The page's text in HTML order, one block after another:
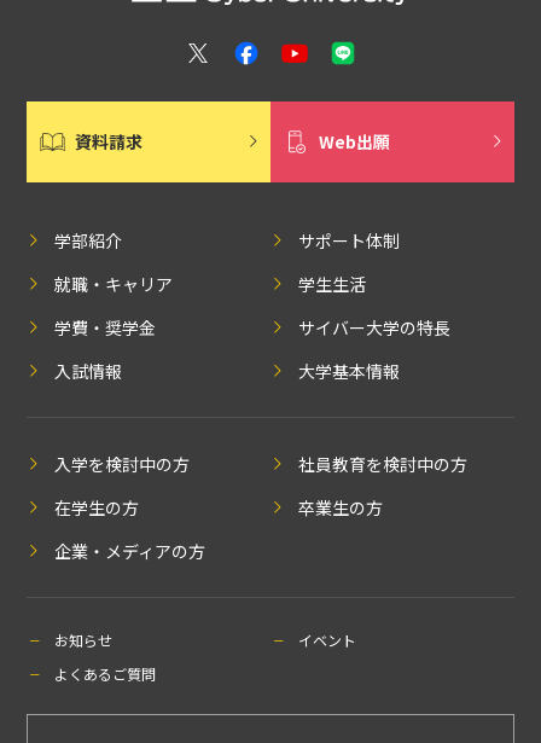
資料請求 Web出願
学部紹介
サポート体制
就職・キャリア
学生生活
学費・奨学金
サイバー大学の特長
入試情報
大学基本情報
入学を検討中の方
社員教育を検討中の方
在学生の方
卒業生の方
企業・メディアの方
お知らせ
イベント
よくあるご質問